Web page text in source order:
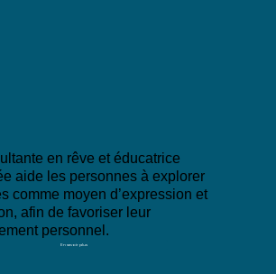
en rêve et éducatrice
aide les personnes à explorer
comme moyen d’expression et
afin de favoriser leur
personnel.
En savoir plus